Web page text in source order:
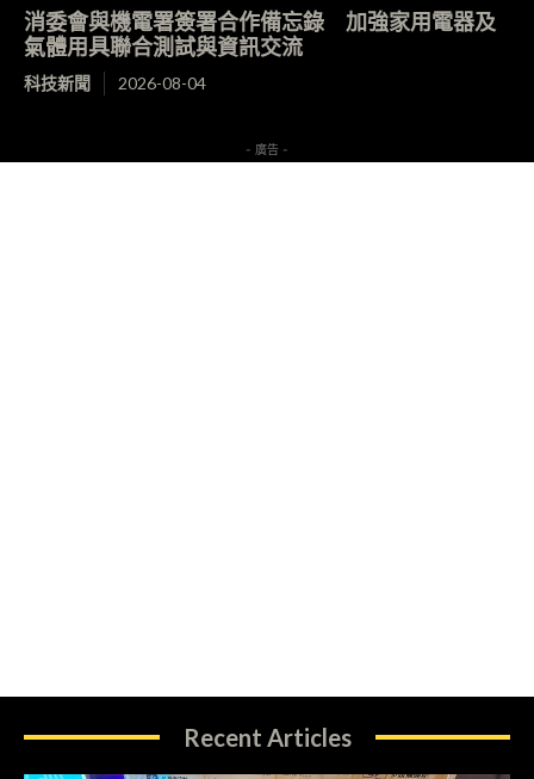
消委會與機電署簽署合作備忘錄 加強家用電器及
氣體用具聯合測試與資訊交流
科技新聞 2026-08-04
- 廣告 -
Recent Articles